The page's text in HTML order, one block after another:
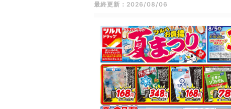
最終更新：2026/08/06